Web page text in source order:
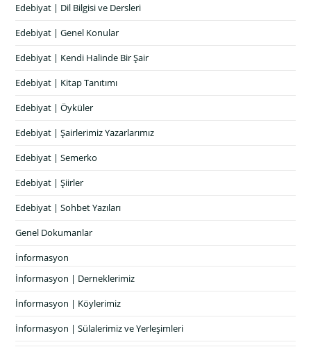
Edebiyat | Dil Bilgisi ve Dersleri
Edebiyat | Genel Konular
Edebiyat | Kendi Halinde Bir Şair
Edebiyat | Kitap Tanıtımı
Edebiyat | Öyküler
Edebiyat | Şairlerimiz Yazarlarımız
Edebiyat | Semerko
Edebiyat | Şiirler
Edebiyat | Sohbet Yazıları
Genel Dokumanlar
İnformasyon
İnformasyon | Derneklerimiz
İnformasyon | Köylerimiz
İnformasyon | Sülalerimiz ve Yerleşimleri